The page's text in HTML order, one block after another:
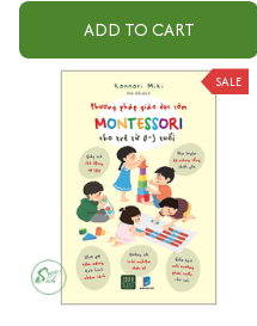
ADD TO CART
SALE